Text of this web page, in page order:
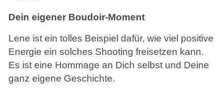
Dein eigener Boudoir-Moment
Lene ist ein tolles Beispiel dafür, wie viel positive
Energie ein solches Shooting freisetzen kann.
Es ist eine Hommage an Dich selbst und Deine
ganz eigene Geschichte.